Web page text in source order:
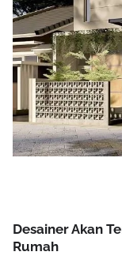
Desainer Akan